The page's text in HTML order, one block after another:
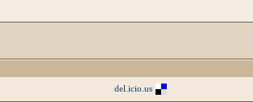
del.icio.us